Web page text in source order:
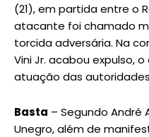
(21), em partida entre o
atacante foi chamado
torcida adversária. Na
Vini Jr. acabou expulso,
atuação das
Basta – Segundo André
Unegro, além de